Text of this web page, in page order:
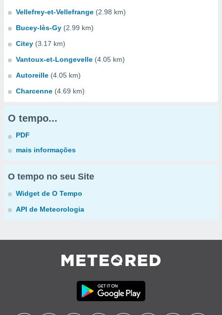
Vellefrey-et-Vellefrange (2.98 km)
Bucey-lès-Gy (2.99 km)
Citey (3.17 km)
Vantoux-et-Longevelle (4.05 km)
Autoreille (4.05 km)
Charcenne (4.69 km)
O tempo...
PDF
mais informações
O tempo no seu Site
Widget de O Tempo
API de Meteorologia